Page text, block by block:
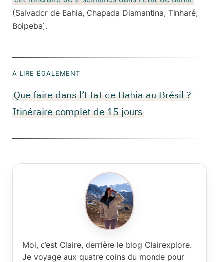
(Salvador de Bahia, Chapada Diamantina, Tinharé,
Boipeba).
À LIRE ÉGALEMENT
Que faire dans l’Etat de Bahia au Brésil ?
Itinéraire complet de 15 jours
Moi, c’est Claire, derrière le blog Clairexplore.
Je voyage aux quatre coins du monde pour